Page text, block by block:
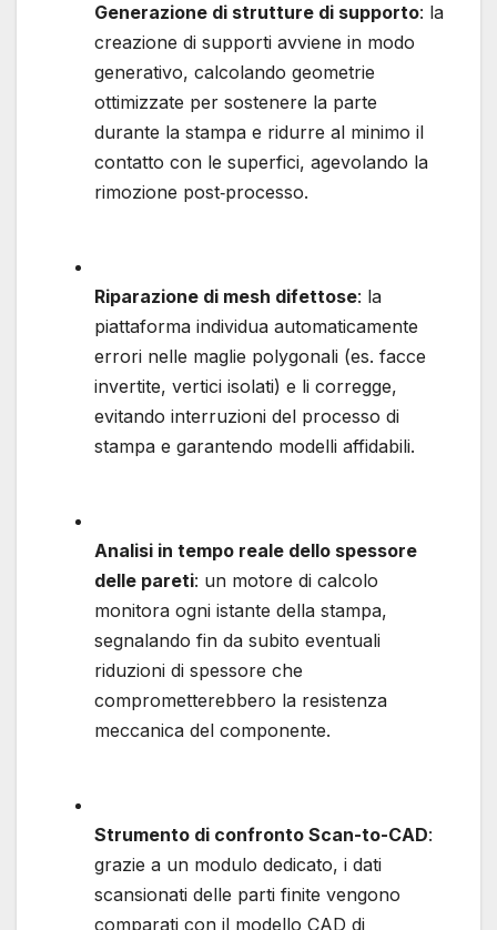
Generazione di strutture di supporto: la
creazione di supporti avviene in modo
generativo, calcolando geometrie
ottimizzate per sostenere la parte
durante la stampa e ridurre al minimo il
contatto con le superfici, agevolando la
rimozione post‐processo.
Riparazione di mesh difettose: la
piattaforma individua automaticamente
errori nelle maglie polygonali (es. facce
invertite, vertici isolati) e li corregge,
evitando interruzioni del processo di
stampa e garantendo modelli affidabili.
Analisi in tempo reale dello spessore
delle pareti: un motore di calcolo
monitora ogni istante della stampa,
segnalando fin da subito eventuali
riduzioni di spessore che
comprometterebbero la resistenza
meccanica del componente.
Strumento di confronto Scan-to-CAD:
grazie a un modulo dedicato, i dati
scansionati delle parti finite vengono
comparati con il modello CAD di